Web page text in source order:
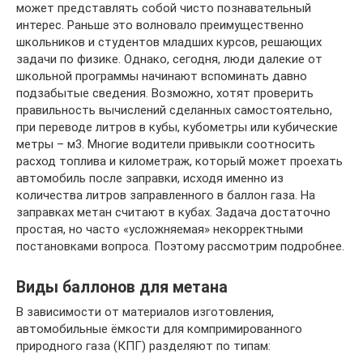
может представлять собой чисто познавательный
интерес. Раньше это волновало преимущественно
школьников и студентов младших курсов, решающих
задачи по физике. Однако, сегодня, люди далекие от
школьной программы начинают вспоминать давно
подзабытые сведения. Возможно, хотят проверить
правильность вычислений сделанных самостоятельно,
при переводе литров в кубы, кубометры или кубические
метры – м3. Многие водители привыкли соотносить
расход топлива и километраж, который может проехать
автомобиль после заправки, исходя именно из
количества литров заправленного в баллон газа. На
заправках метан считают в кубах. Задача достаточно
простая, но часто «усложняемая» некорректными
постановками вопроса. Поэтому рассмотрим подробнее.
Виды баллонов для метана
В зависимости от материалов изготовления,
автомобильные ёмкости для компримированного
природного газа (КПГ) разделяют по типам: